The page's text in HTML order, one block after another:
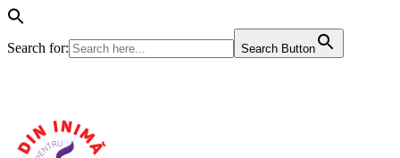
Search for: Search Button